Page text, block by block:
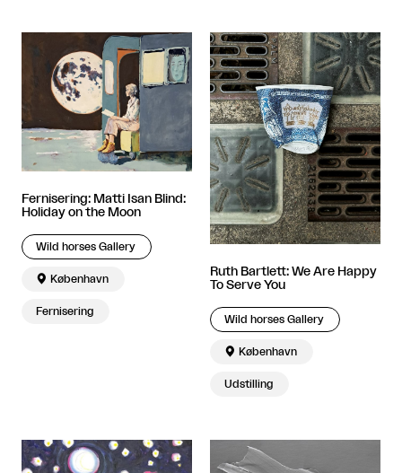
Fernisering: Matti Isan Blind:
Holiday on the Moon
Wild horses Gallery
 København
Fernisering
Ruth Bartlett: We Are Happy
To Serve You
Wild horses Gallery
 København
Udstilling